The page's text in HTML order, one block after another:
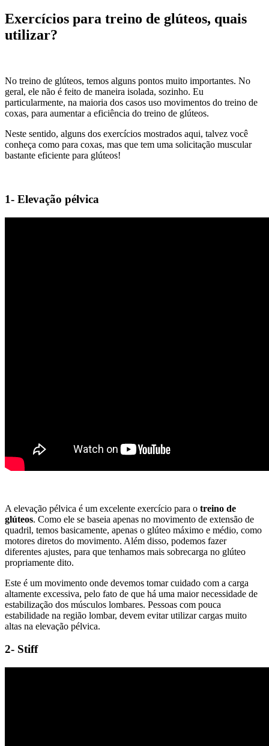
Exercícios para treino de glúteos, quais
utilizar?
No treino de glúteos, temos alguns pontos muito importantes. No
geral, ele não é feito de maneira isolada, sozinho. Eu
particularmente, na maioria dos casos uso movimentos do treino de
coxas, para aumentar a eficiência do treino de glúteos.
Neste sentido, alguns dos exercícios mostrados aqui, talvez você
conheça como para coxas, mas que tem uma solicitação muscular
bastante eficiente para glúteos!
1- Elevação pélvica
A elevação pélvica é um excelente exercício para o treino de
glúteos. Como ele se baseia apenas no movimento de extensão de
quadril, temos basicamente, apenas o glúteo máximo e médio, como
motores diretos do movimento. Além disso, podemos fazer
diferentes ajustes, para que tenhamos mais sobrecarga no glúteo
propriamente dito.
Este é um movimento onde devemos tomar cuidado com a carga
altamente excessiva, pelo fato de que há uma maior necessidade de
estabilização dos músculos lombares. Pessoas com pouca
estabilidade na região lombar, devem evitar utilizar cargas muito
altas na elevação pélvica.
2- Stiff